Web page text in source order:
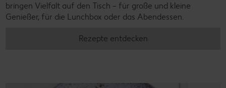
bringen Vielfalt auf den Tisch – für große und kleine
Genießer, für die Lunchbox oder das Abendessen.
Rezepte entdecken